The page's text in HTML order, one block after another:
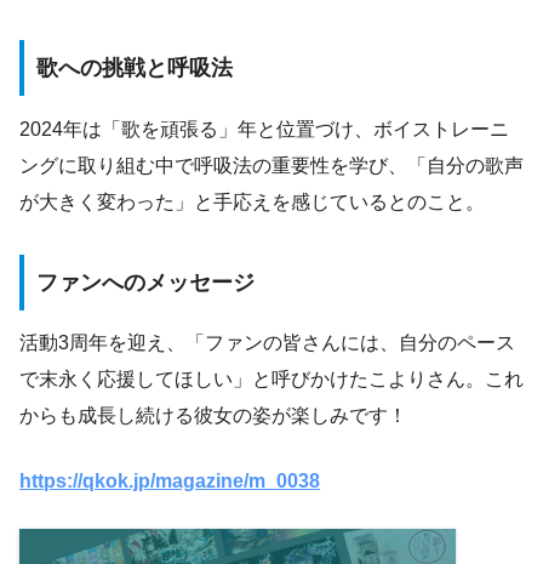
歌への挑戦と呼吸法
2024年は「歌を頑張る」年と位置づけ、ボイストレーニ
ングに取り組む中で呼吸法の重要性を学び、「自分の歌声
が大きく変わった」と手応えを感じているとのこと。
ファンへのメッセージ
活動3周年を迎え、「ファンの皆さんには、自分のペース
で末永く応援してほしい」と呼びかけたこよりさん。これ
からも成長し続ける彼女の姿が楽しみです！
https://qkok.jp/magazine/m_0038